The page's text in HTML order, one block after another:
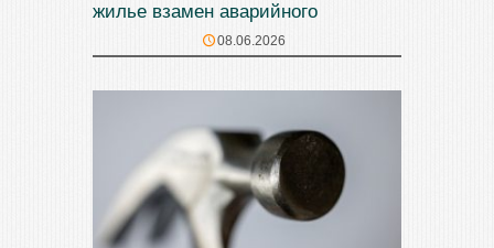
жилье взамен аварийного
08.06.2026